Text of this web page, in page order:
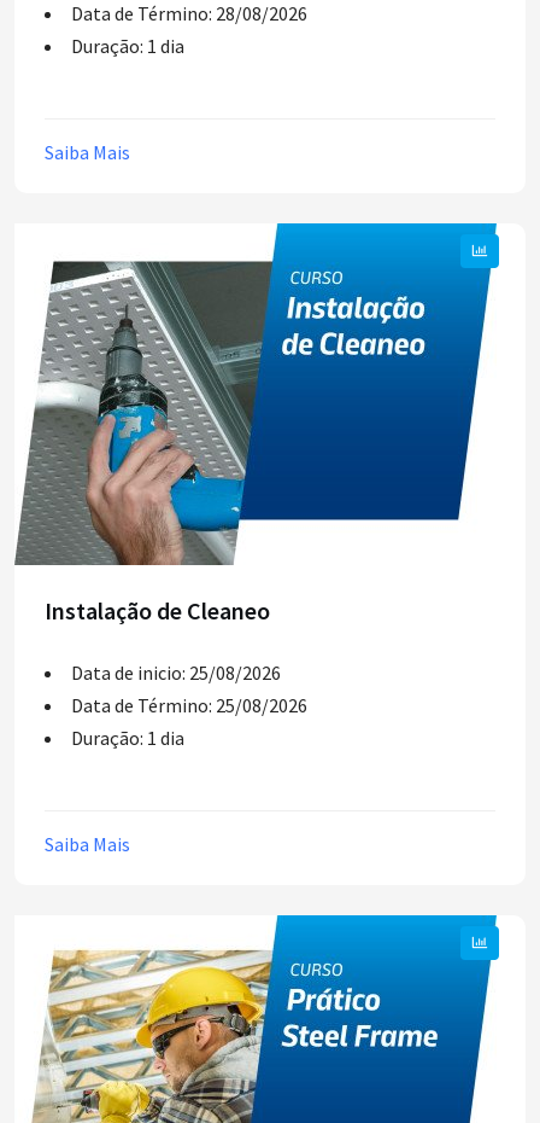
Data de Término: 28/08/2026
Duração: 1 dia
Saiba Mais
Instalação de Cleaneo
Data de inicio: 25/08/2026
Data de Término: 25/08/2026
Duração: 1 dia
Saiba Mais